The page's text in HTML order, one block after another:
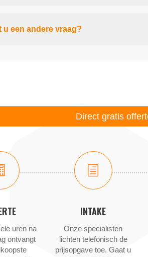
u een andere vraag?
Direct gratis
uren na
ontvangt
h
INTAKE
Onze specialisten
lichten telefonisch de
prijsopgave toe. Gaat u